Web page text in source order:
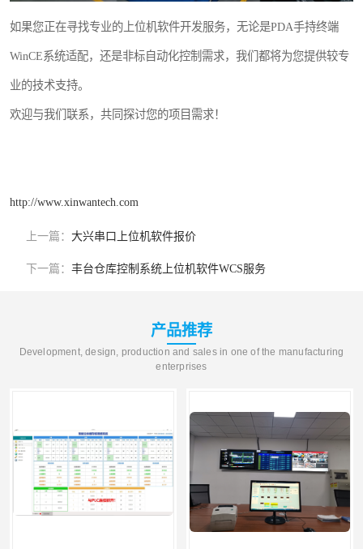
如果您正在寻找专业的上位机软件开发服务，无论是PDA手持终端
WinCE系统适配，还是非标自动化控制需求，我们都将为您提供较专
业的技术支持。
欢迎与我们联系，共同探讨您的项目需求！
http://www.xinwantech.com
上一篇： 大兴串口上位机软件报价
下一篇： 丰台仓库控制系统上位机软件WCS服务
产品推荐
Development, design, production and sales in one of the manufacturing
enterprises